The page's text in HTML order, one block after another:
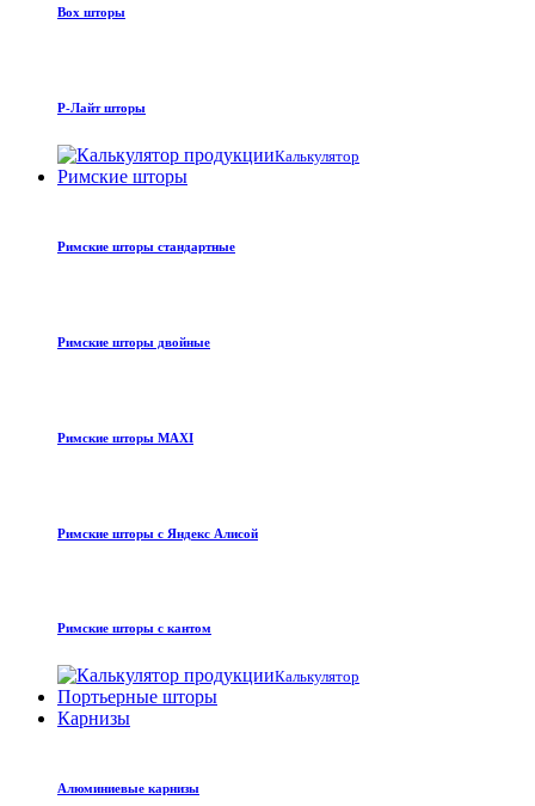
Box шторы
Р-Лайт шторы
Калькулятор
Римские шторы
Римские шторы стандартные
Римские шторы двойные
Римские шторы MAXI
Римские шторы с Яндекс Алисой
Римские шторы с кантом
Калькулятор
Портьерные шторы
Карнизы
Алюминиевые карнизы